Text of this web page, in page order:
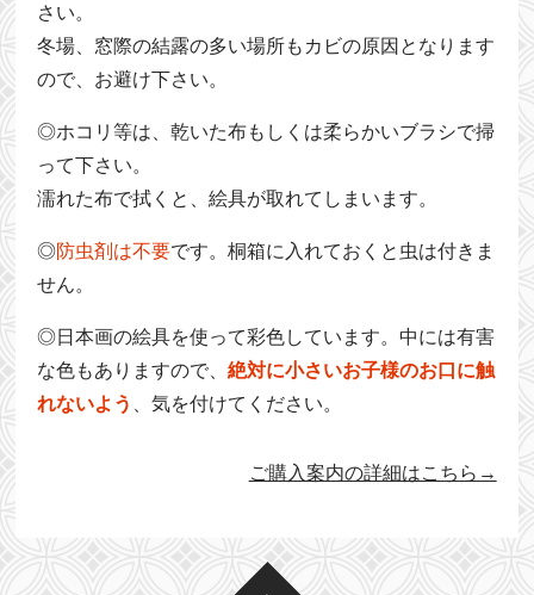
さい。
冬場、窓際の結露の多い場所もカビの原因となります
ので、お避け下さい。
◎ホコリ等は、乾いた布もしくは柔らかいブラシで掃
って下さい。
濡れた布で拭くと、絵具が取れてしまいます。
◎防虫剤は不要です。桐箱に入れておくと虫は付きま
せん。
◎日本画の絵具を使って彩色しています。中には有害
な色もありますので、絶対に小さいお子様のお口に触
れないよう
、気を付けてください。
ご購入案内の詳細はこちら→